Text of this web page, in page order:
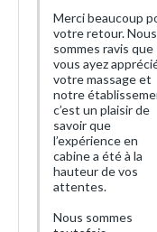
Merci beaucoup
votre retour. Nous
sommes ravis que
vous ayez
votre massage et
notre
c’est un plaisir de
savoir que
l’expérience en
cabine a été à la
hauteur de vos
attentes.
Nous sommes